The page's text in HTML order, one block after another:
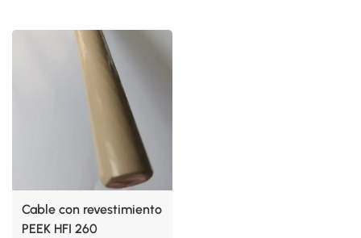
Cable con revestimiento
PEEK HFI 260